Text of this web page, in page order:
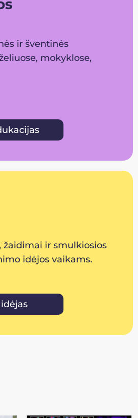
ir šventinės
mokyklose,
žaidimai ir smulkiosios
idėjos vaikams.